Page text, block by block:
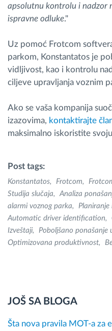
apsolutnu kontrolu i nadzor
ispravne odluke."
Uz pomoć Frotcom
parkom, Konstantatos je
vidljivost, kao i kontrolu
ciljeve upravljanja voznim
Ako se vaša kompanija
izazovima, kontaktirajte
maksimalno iskoristite
Post tags:
Konstantatos Frotcom
Studija slučaja
Analiza
alarmi voznog parka
Planiranje
Automatic driver identification
Izveštaji
Poboljšano ponašanje
Optimizovana produktivnost
JOŠ SA BLOGA
Šta nova pravila MOT-a za